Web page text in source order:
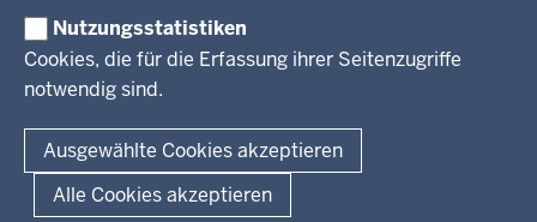
Nutzungsstatistiken
Cookies, die für die Erfassung ihrer Seitenzugriffe
notwendig sind.
Ausgewählte Cookies akzeptieren
Alle Cookies akzeptieren
Amtsblatt
© 2026 Bezirksregierung Arnsberg
Fußzeile
Impressum Datenschutz Barrierefreiheit
Kurzlink zu dieser Seite